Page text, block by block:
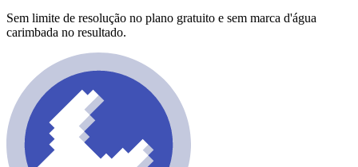
Sem limite de resolução no plano gratuito e sem marca d'água
carimbada no resultado.